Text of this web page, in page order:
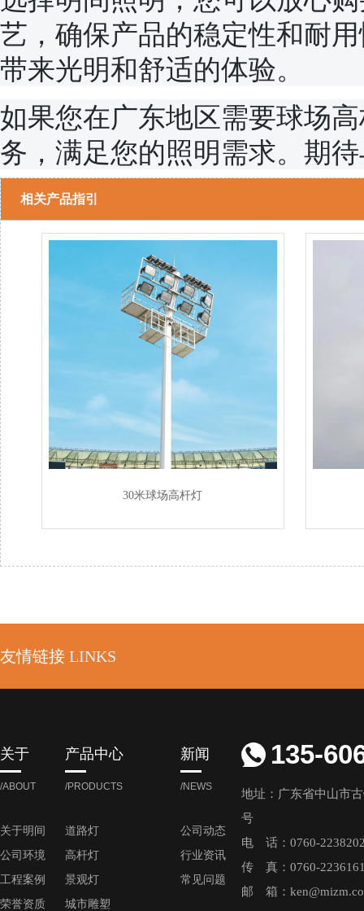
艺，确保产品的稳定性和耐
带来光明和舒适的体验。
如果您在广东地区需要球场
务，满足您的照明需求。期
相关产品指引
30米球场高杆灯
友情链接 LINKS
关于
/ABOUT
关于明间
公司环境
工程案例
荣誉资质
产品中心
/PRODUCTS
道路灯
高杆灯
景观灯
城市雕塑
新闻
/NEWS
公司动态
行业资讯
常见问题
135-
地址：广东省中山市
号
电 话：0760-
传 真：0760-
邮 箱：